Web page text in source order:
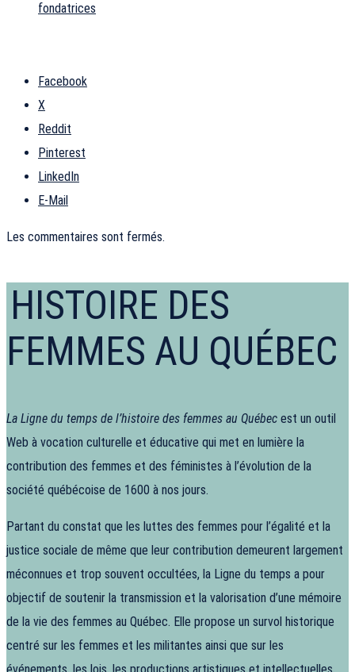
fondatrices
Facebook
X
Reddit
Pinterest
LinkedIn
E-Mail
Les commentaires sont fermés.
HISTOIRE DES
FEMMES AU QUÉBEC
La Ligne du temps de l’histoire des femmes au Québec est un outil
Web à vocation culturelle et éducative qui met en lumière la
contribution des femmes et des féministes à l’évolution de la
société québécoise de 1600 à nos jours.
Partant du constat que les luttes des femmes pour l’égalité et la
justice sociale de même que leur contribution demeurent largement
méconnues et trop souvent occultées, la Ligne du temps a pour
objectif de soutenir la transmission et la valorisation d’une mémoire
de la vie des femmes au Québec. Elle propose un survol historique
centré sur les femmes et les militantes ainsi que sur les